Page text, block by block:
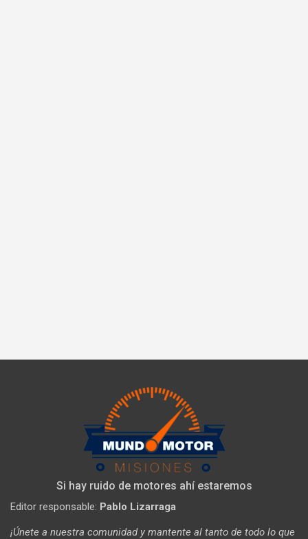
Si hay ruido de motores ahí estaremos
Editor responsable: Pablo Lizarraga
¡Únete a nuestra comunidad y mantente al tanto de todo lo que